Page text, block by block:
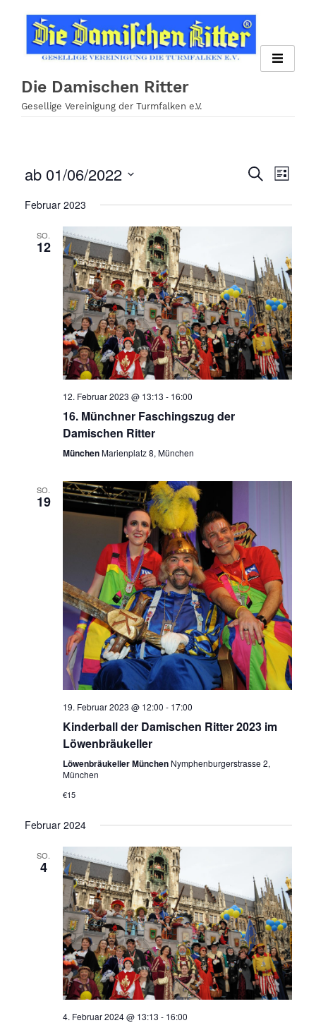
Inhalt
springen
Die Damischen Ritter
Gesellige Vereinigung der Turmfalken e.V.
Suche
und
Suche
Liste
ab 01/06/2022
wählen.
Februar 2023
SO.
12
12. Februar 2023 @ 13:13 - 16:00
16. Münchner Faschingszug der
Damischen Ritter
MünchenMarienplatz 8, München
SO.
19
19. Februar 2023 @ 12:00 - 17:00
Kinderball der Damischen Ritter 2023 im
Löwenbräukeller
Löwenbräukeller München Nymphenburgerstrasse 2,
München
€15
Februar 2024
SO.
4
4. Februar 2024 @ 13:13 - 16:00